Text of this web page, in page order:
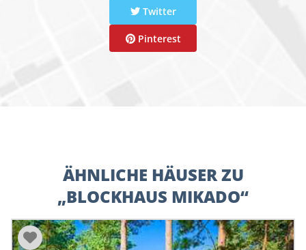
Twitter
Pinterest
ÄHNLICHE HÄUSER ZU
„BLOCKHAUS MIKADO“